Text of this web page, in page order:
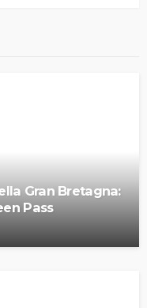
Gran Bretagna:
Pass